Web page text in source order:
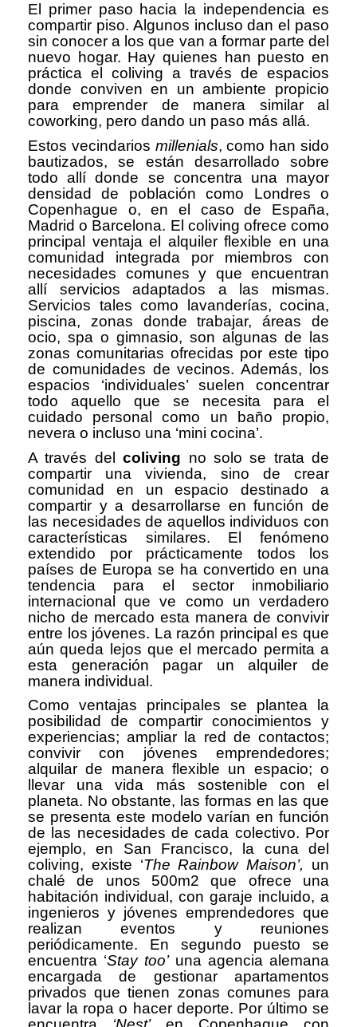
El primer paso hacia la independencia es
compartir piso. Algunos incluso dan el paso
sin conocer a los que van a formar parte del
nuevo hogar. Hay quienes han puesto en
práctica el coliving a través de espacios
donde conviven en un ambiente propicio
para emprender de manera similar al
coworking, pero dando un paso más allá.
Estos vecindarios millenials, como han sido
bautizados, se están desarrollado sobre
todo allí donde se concentra una mayor
densidad de población como Londres o
Copenhague o, en el caso de España,
Madrid o Barcelona. El coliving ofrece como
principal ventaja el alquiler flexible en una
comunidad integrada por miembros con
necesidades comunes y que encuentran
allí servicios adaptados a las mismas.
Servicios tales como lavanderías, cocina,
piscina, zonas donde trabajar, áreas de
ocio, spa o gimnasio, son algunas de las
zonas comunitarias ofrecidas por este tipo
de comunidades de vecinos. Además, los
espacios ‘individuales’ suelen concentrar
todo aquello que se necesita para el
cuidado personal como un baño propio,
nevera o incluso una ‘mini cocina’.
A través delcoliving no solo se trata de
compartir una vivienda, sino de crear
comunidad en un espacio destinado a
compartir y a desarrollarse en función de
las necesidades de aquellos individuos con
características similares. El fenómeno
extendido por prácticamente todos los
países de Europa se ha convertido en una
tendencia para el sector inmobiliario
internacional que ve como un verdadero
nicho de mercado esta manera de convivir
entre los jóvenes. La razón principal es que
aún queda lejos que el mercado permita a
esta generación pagar un alquiler de
manera individual.
Como ventajas principales se plantea la
posibilidad de compartir conocimientos y
experiencias; ampliar la red de contactos;
convivir con jóvenes emprendedores;
alquilar de manera flexible un espacio; o
llevar una vida más sostenible con el
planeta. No obstante, las formas en las que
se presenta este modelo varían en función
de las necesidades de cada colectivo. Por
ejemplo, en San Francisco, la cuna del
coliving, existe ‘The Rainbow Maison’, un
chalé de unos 500m2 que ofrece una
habitación individual, con garaje incluido, a
ingenieros y jóvenes emprendedores que
realizan eventos y reuniones
periódicamente. En segundo puesto se
encuentra ‘Stay too’ una agencia alemana
encargada de gestionar apartamentos
privados que tienen zonas comunes para
lavar la ropa o hacer deporte. Por último se